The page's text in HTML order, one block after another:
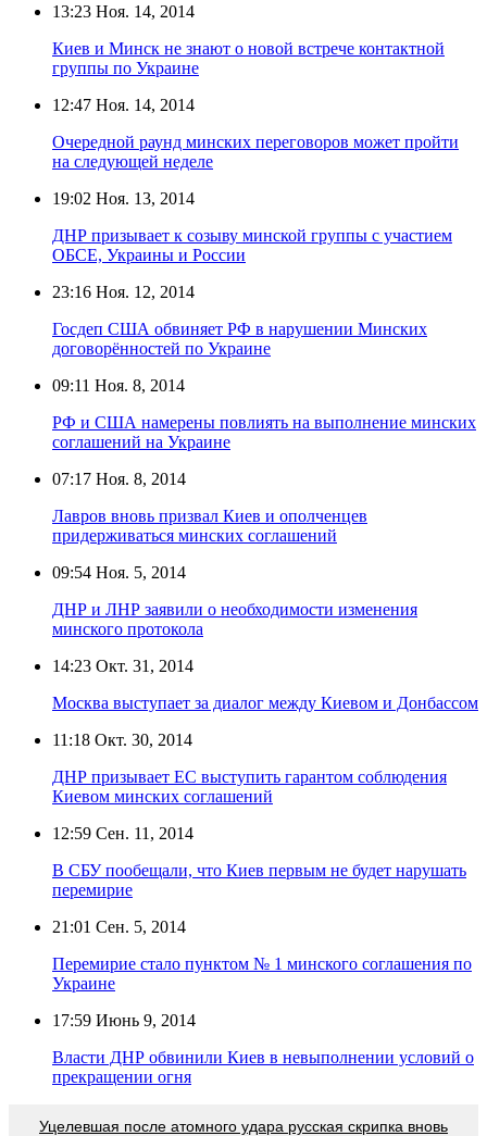
13:23 Ноя. 14, 2014
Киев и Минск не знают о новой встрече контактной
группы по Украине
12:47 Ноя. 14, 2014
Очередной раунд минских переговоров может пройти
на следующей неделе
19:02 Ноя. 13, 2014
ДНР призывает к созыву минской группы с участием
ОБСЕ, Украины и России
23:16 Ноя. 12, 2014
Госдеп США обвиняет РФ в нарушении Минских
договорённостей по Украине
09:11 Ноя. 8, 2014
РФ и США намерены повлиять на выполнение минских
соглашений на Украине
07:17 Ноя. 8, 2014
Лавров вновь призвал Киев и ополченцев
придерживаться минских соглашений
09:54 Ноя. 5, 2014
ДНР и ЛНР заявили о необходимости изменения
минского протокола
14:23 Окт. 31, 2014
Москва выступает за диалог между Киевом и Донбассом
11:18 Окт. 30, 2014
ДНР призывает ЕС выступить гарантом соблюдения
Киевом минских соглашений
12:59 Сен. 11, 2014
В СБУ пообещали, что Киев первым не будет нарушать
перемирие
21:01 Сен. 5, 2014
Перемирие стало пунктом № 1 минского соглашения по
Украине
17:59 Июнь 9, 2014
Власти ДНР обвинили Киев в невыполнении условий о
прекращении огня
Уцелевшая после атомного удара русская скрипка вновь